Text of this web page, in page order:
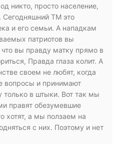
никто, просто население,
Сегодняшний ТМ это
и его семьи. А нападкам
патриотов вы
что вы правду матку прямо в
Правда глаза колит. А
своем не любят, когда
вопросы и принимают
только в штыки. Вот так мы
правят обезумевшие
хотят, а мы ползаем на
с них. Поэтому и нет